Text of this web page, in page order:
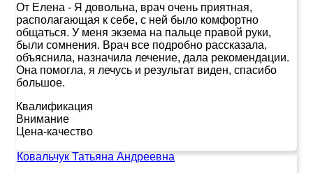
От Елена - Я довольна, врач очень приятная,
располагающая к себе, с ней было комфортно
общаться. У меня экзема на пальце правой руки,
были сомнения. Врач все подробно рассказала,
объяснила, назначила лечение, дала рекомендации.
Она помогла, я лечусь и результат виден, спасибо
большое.
Квалификация
Внимание
Цена-качество
Ковальчук Татьяна Андреевна